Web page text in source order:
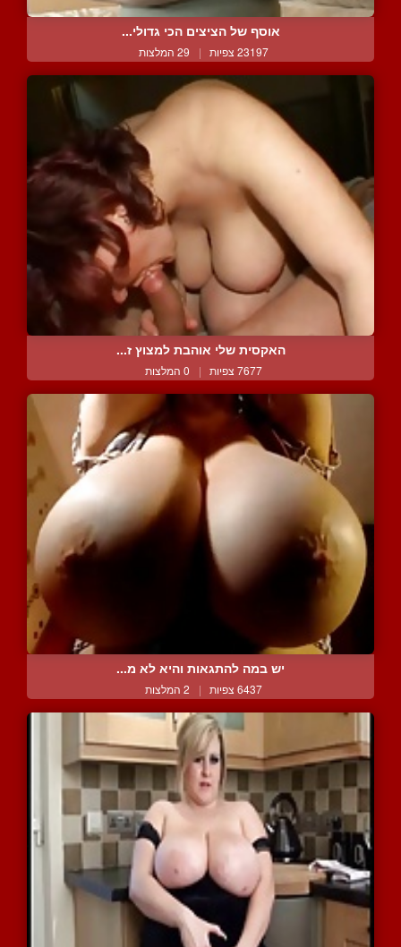
אוסף של הציצים הכי גדולי...
23197 צפיות | 29 המלצות
האקסית שלי אוהבת למצוץ ז...
7677 צפיות | 0 המלצות
יש במה להתגאות והיא לא מ...
6437 צפיות | 2 המלצות